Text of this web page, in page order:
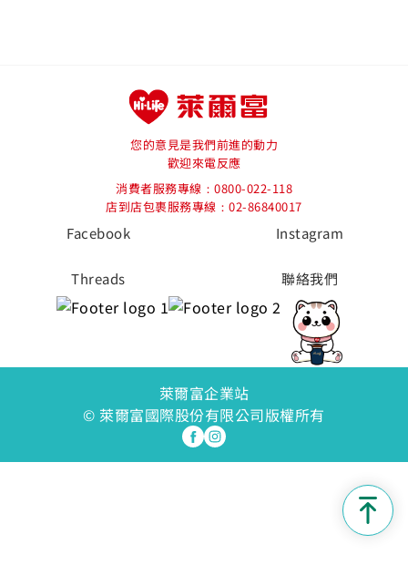
您的意見是我們前進的動力
歡迎來電反應
消費者服務專線：0800-022-118
店到店包裹服務專線：02-86840017
Facebook Instagram
Threads 聯絡我們
萊爾富企業站
© 萊爾富國際股份有限公司版權所有